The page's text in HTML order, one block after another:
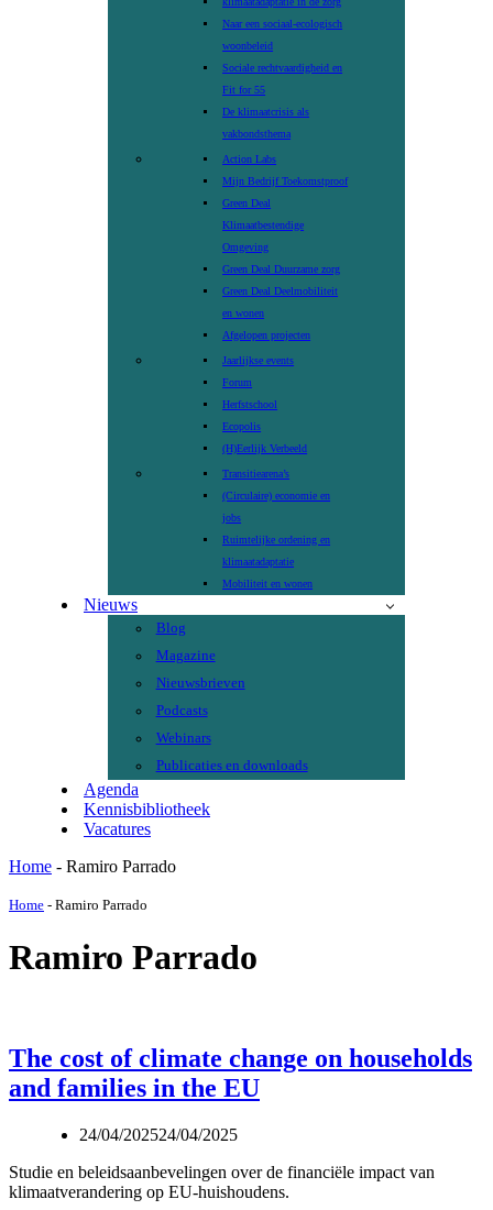
Naar een sociaal-ecologisch
woonbeleid
Sociale rechtvaardigheid en
Fit for 55
De klimaatcrisis als
vakbondsthema
Action Labs
Mijn Bedrijf Toekomstproof
Green Deal
Klimaatbestendige
Omgeving
Green Deal Duurzame zorg
Green Deal Deelmobiliteit
en wonen
Afgelopen projecten
Jaarlijkse events
Forum
Herfstschool
Ecopolis
(H)Eerlijk Verbeeld
Transitiearena’s
(Circulaire) economie en
jobs
Ruimtelijke ordening en
klimaatadaptatie
Mobiliteit en wonen
Nieuws
Blog
Magazine
Nieuwsbrieven
Podcasts
Webinars
Publicaties en downloads
Agenda
Kennisbibliotheek
Vacatures
Home - Ramiro Parrado
Home - Ramiro Parrado
Ramiro Parrado
The cost of climate change on households
and families in the EU
24/04/202524/04/2025
Studie en beleidsaanbevelingen over de financiële impact van
klimaatverandering op EU-huishoudens.